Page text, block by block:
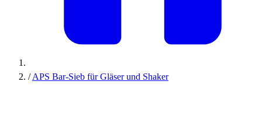
/ APS Bar-Sieb für Gläser und Shaker